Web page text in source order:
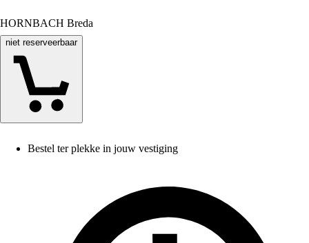
HORNBACH Breda
niet reserveerbaar
Bestel ter plekke in jouw vestiging